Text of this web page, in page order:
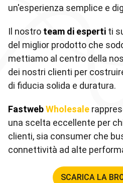
un'esperienza semplice e
Il nostro team di esperti ti
del miglior prodotto che
mettiamo al centro della
dei nostri clienti per
di fiducia solida e duratura.
FastwebWholesale
una scelta eccellente per
clienti, sia consumer che
connettività ad alte
SCARICA LA